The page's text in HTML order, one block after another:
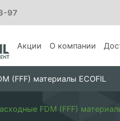
97
Акции О компании
(FFF) материалы ECOFIL
FDM (FFF)